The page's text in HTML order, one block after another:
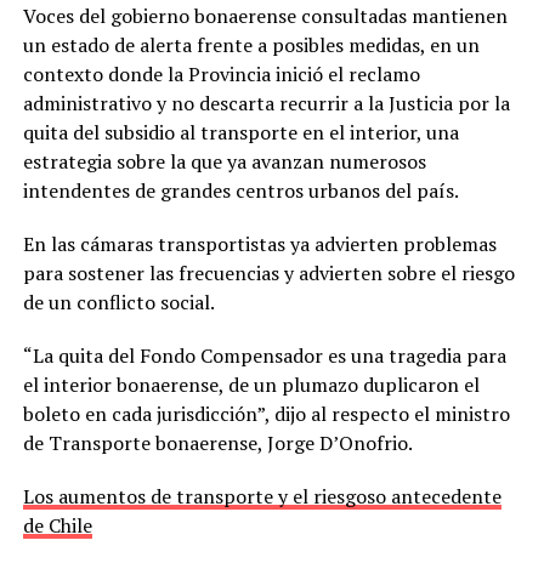
Voces del gobierno bonaerense consultadas mantienen
un estado de alerta frente a posibles medidas, en un
contexto donde la Provincia inició el reclamo
administrativo y no descarta recurrir a la Justicia por la
quita del subsidio al transporte en el interior, una
estrategia sobre la que ya avanzan numerosos
intendentes de grandes centros urbanos del país.
En las cámaras transportistas ya advierten problemas
para sostener las frecuencias y advierten sobre el riesgo
de un conflicto social.
“La quita del Fondo Compensador es una tragedia para
el interior bonaerense, de un plumazo duplicaron el
boleto en cada jurisdicción”, dijo al respecto el ministro
de Transporte bonaerense, Jorge D’Onofrio.
Los aumentos de transporte y el riesgoso antecedente
de Chile